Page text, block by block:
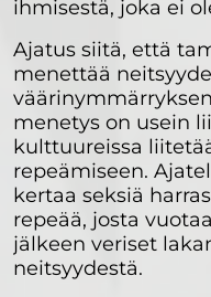
ihmisestä, joka ei
Ajatus siitä, että
menettää
menetys on usein
kulttuureissa
repeämiseen.
kertaa seksiä
repeää, josta
jälkeen veriset
neitsyydestä.